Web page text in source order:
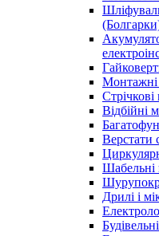
Відбійні
Верстати
Шабельні
Дрилі і